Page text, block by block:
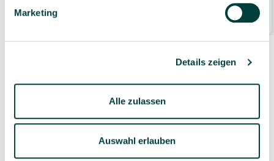
Marketing
Details zeigen
Alle zulassen
Auswahl erlauben
2,09 €*
Zubehör